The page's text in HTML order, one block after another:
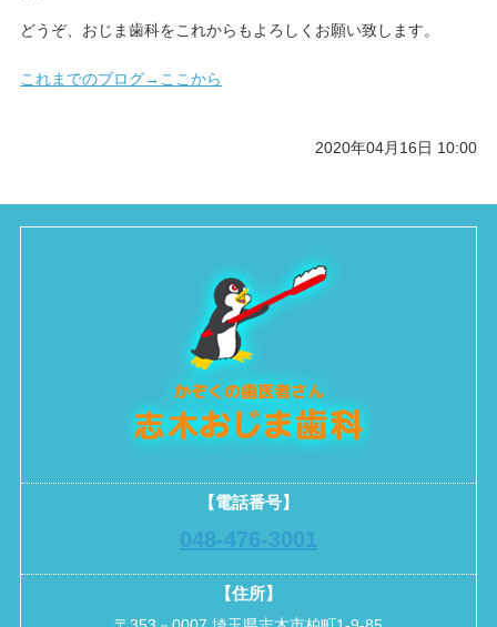
どうぞ、おじま歯科をこれからもよろしくお願い致します。
これまでのブログ→ここから
2020年04月16日 10:00
【電話番号】
048-476-3001
【住所】